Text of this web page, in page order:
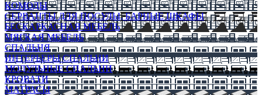
КОМОДЫ
СЕРВАНТЫ ДЛЯ ПОСУДЫ, БАРНЫЕ ШКАФЫ
БЕСКАРКАСНАЯ МЕБЕЛЬ
МЯГКАЯ МЕБЕЛЬ
СПАЛЬНЯ
ИНТЕРЬЕРЫ СПАЛЬНИ
МОДУЛЬНЫЕ СПАЛЬНИ
КРОВАТИ
МАТРАСЫ